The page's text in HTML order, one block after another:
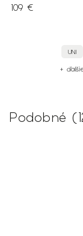
109 €
UNI
+
Podobné